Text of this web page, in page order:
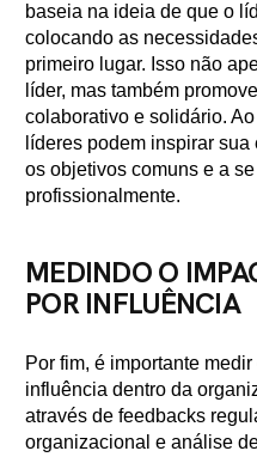
baseia na ideia de que o
colocando as
primeiro lugar. Isso não
líder, mas também
colaborativo e solidário.
líderes podem inspirar
os objetivos comuns e a
profissionalmente.
MEDINDO O
POR INFLUÊNCIA
Por fim, é importante
influência dentro da
através de feedbacks
organizacional e análise